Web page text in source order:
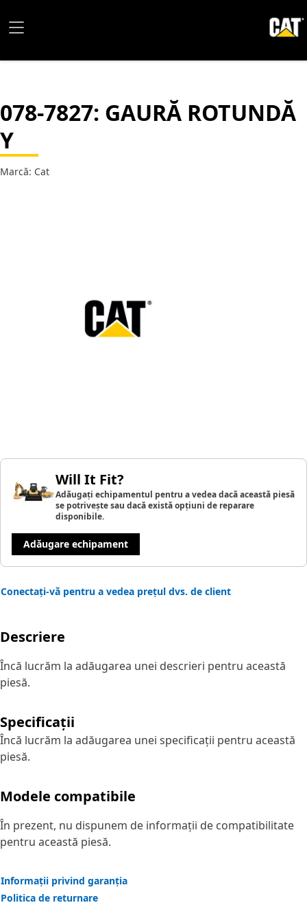
078-7827: GAURĂ ROTUNDĂ
Y
Marcă: Cat
Will It Fit?
Adăugați echipamentul pentru a vedea dacă această piesă
se potrivește sau dacă există opțiuni de reparare
disponibile.
Adăugare echipament
Conectați-vă pentru a vedea prețul dvs. de client
Descriere
Încă lucrăm la adăugarea unei descrieri pentru această
piesă.
Specificații
Încă lucrăm la adăugarea unei specificații pentru această
piesă.
Modele compatibile
În prezent, nu dispunem de informații de compatibilitate
pentru această piesă.
Informații privind garanția
Politica de returnare